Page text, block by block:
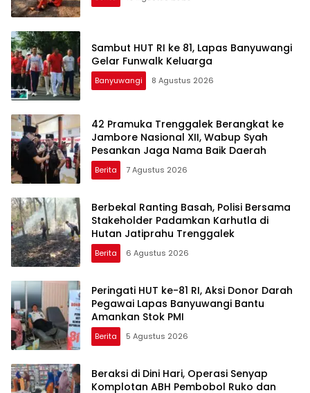
Sambut HUT RI ke 81, Lapas Banyuwangi
Gelar Funwalk Keluarga
Banyuwangi 8 Agustus 2026
42 Pramuka Trenggalek Berangkat ke
Jambore Nasional XII, Wabup Syah
Pesankan Jaga Nama Baik Daerah
Berita 7 Agustus 2026
Berbekal Ranting Basah, Polisi Bersama
Stakeholder Padamkan Karhutla di
Hutan Jatiprahu Trenggalek
Berita 6 Agustus 2026
Peringati HUT ke-81 RI, Aksi Donor Darah
Pegawai Lapas Banyuwangi Bantu
Amankan Stok PMI
Berita 5 Agustus 2026
Beraksi di Dini Hari, Operasi Senyap
Komplotan ABH Pembobol Ruko dan